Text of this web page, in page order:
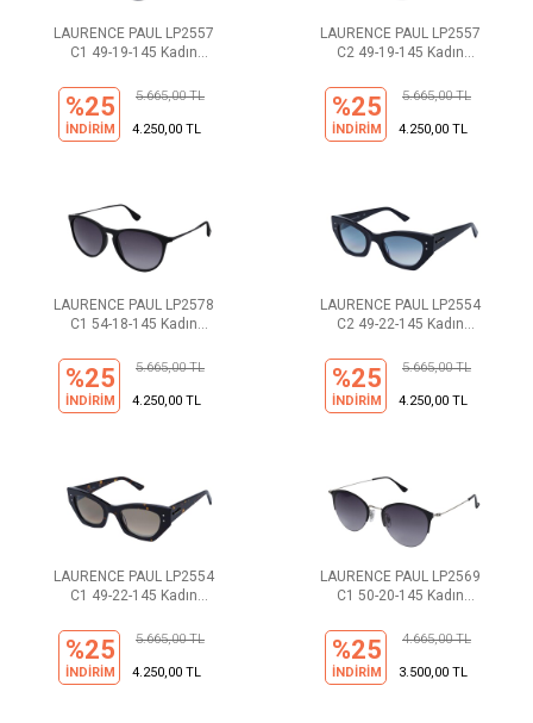
LAURENCE PAUL LP2557
C1 49-19-145 Kadın
%25
İNDİRİM
5.665,00 TL
4.250,00 TL
LAURENCE PAUL LP2557
C2 49-19-145 Kadın
%25
İNDİRİM
5.665,00 TL
4.250,00 TL
LAURENCE PAUL LP2578
C1 54-18-145 Kadın
%25
İNDİRİM
5.665,00 TL
4.250,00 TL
LAURENCE PAUL LP2554
C2 49-22-145 Kadın
%25
İNDİRİM
5.665,00 TL
4.250,00 TL
LAURENCE PAUL LP2554
C1 49-22-145 Kadın
%25
İNDİRİM
5.665,00 TL
4.250,00 TL
LAURENCE PAUL LP2569
C1 50-20-145 Kadın
%25
İNDİRİM
4.665,00 TL
3.500,00 TL